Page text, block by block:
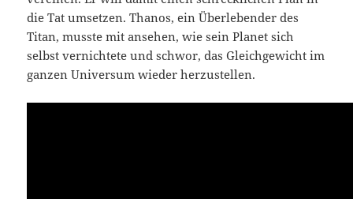
die Tat umsetzen. Thanos, ein Überlebender des
Titan, musste mit ansehen, wie sein Planet sich
selbst vernichtete und schwor, das Gleichgewicht im
ganzen Universum wieder herzustellen.